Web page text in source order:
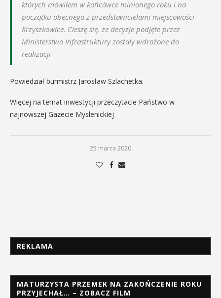
których mówiłem w końcówce minionego roku i na
początku obecnego z przedstawicielami miejscowości
Krzyszkowice. Cieszę się, że decyzje podjęte przez
Ministerstwo Infrastruktury zostały wdrożone do
realizacji
Powiedział burmistrz Jarosław Szlachetka.
Więcej na temat inwestycji przeczytacie Państwo w
najnowszej Gazecie Myslenickiej
25 marca 2020
REKLAMA
MATURZYSTA PRZEMEK NA ZAKOŃCZENIE ROKU
PRZYJECHAŁ… – ZOBACZ FILM